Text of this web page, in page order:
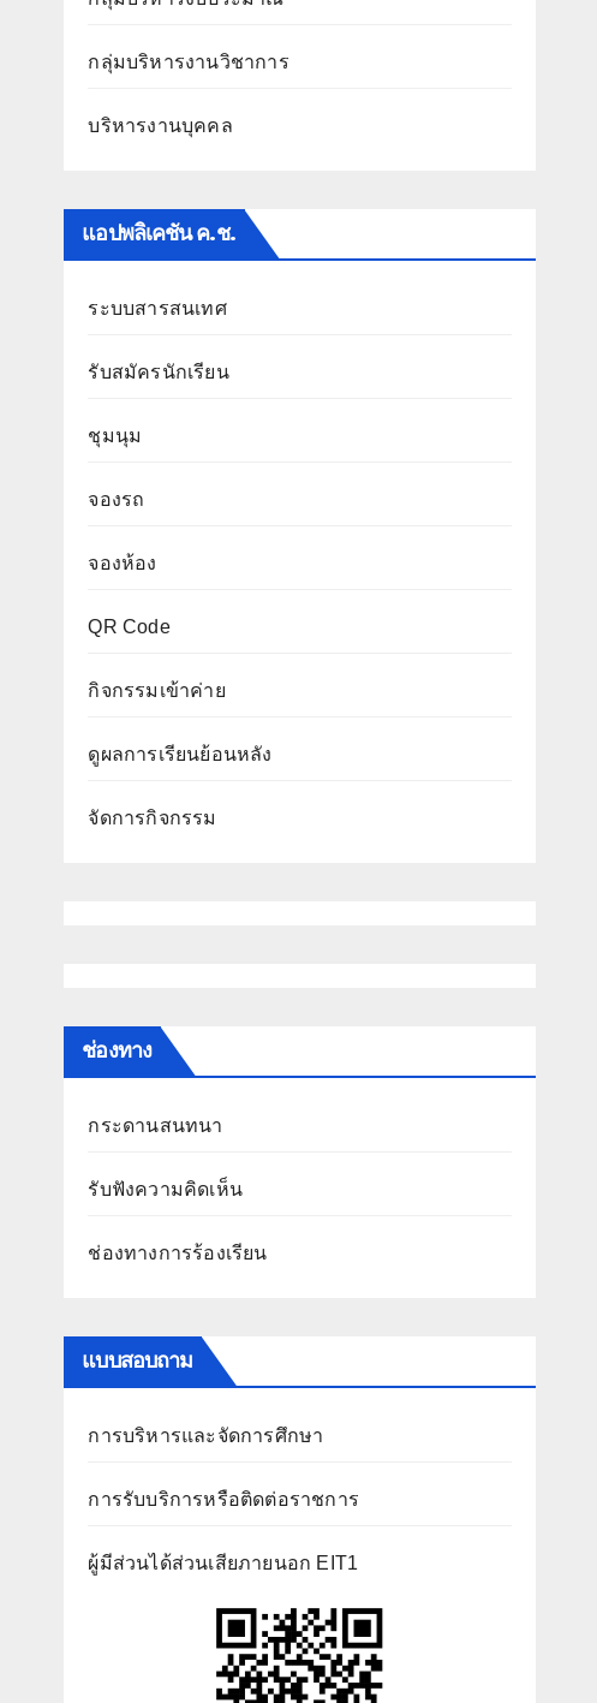
กลุ่มบริหารงานวิชาการ
บริหารงานบุคคล
แอปพลิเคชัน ค.ช.
ระบบสารสนเทศ
รับสมัครนักเรียน
ชุมนุม
จองรถ
จองห้อง
QR Code
กิจกรรมเข้าค่าย
ดูผลการเรียนย้อนหลัง
จัดการกิจกรรม
ช่องทาง
กระดานสนทนา
รับฟังความคิดเห็น
ช่องทางการร้องเรียน
แบบสอบถาม
การบริหารและจัดการศึกษา
การรับบริการหรือติดต่อราชการ
ผู้มีส่วนได้ส่วนเสียภายนอก EIT1